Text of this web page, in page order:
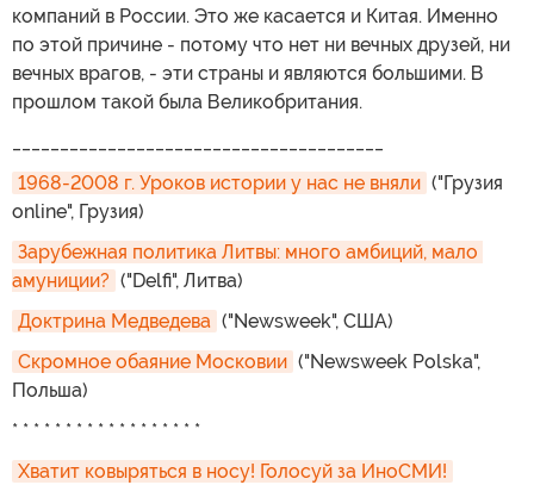
компаний в России. Это же касается и Китая. Именно
по этой причине - потому что нет ни вечных друзей, ни
вечных врагов, - эти страны и являются большими. В
прошлом такой была Великобритания.
1968-2008 г. Уроков истории у нас не вняли ("Грузия
online", Грузия)
Зарубежная политика Литвы: много амбиций, мало
амуниции? ("Delfi", Литва)
Доктрина Медведева ("Newsweek", США)
Скромное обаяние Московии ("Newsweek Polska",
Польша)
* * * * * * * * * * * * * * * * * *
Хватит ковыряться в носу! Голосуй за ИноСМИ!